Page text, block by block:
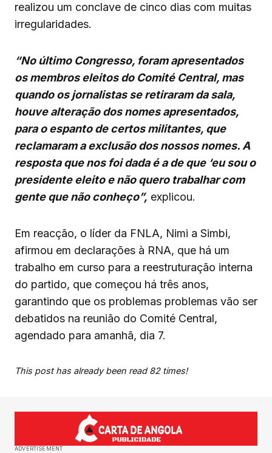
realizou um conclave de cinco dias com muitas
irregularidades.
“No último Congresso, foram apresentados
os membros eleitos do Comité Central, mas
quando os jornalistas se retiraram da sala,
houve alteração dos nomes apresentados,
para o espanto de certos militantes, que
reclamaram a exclusão dos nossos nomes. A
resposta que nos foi dada é a de que ‘eu sou o
presidente eleito e não quero trabalhar com
gente que não conheço”, explicou.
Em reacção, o líder da FNLA, Nimi a Simbi,
afirmou em declarações à RNA, que há um
trabalho em curso para a reestruturação interna
do partido, que começou há três anos,
garantindo que os problemas problemas vão ser
debatidos na reunião do Comité Central,
agendado para amanhã, dia 7.
This post has already been read 82 times!
ADVERTISEMENT